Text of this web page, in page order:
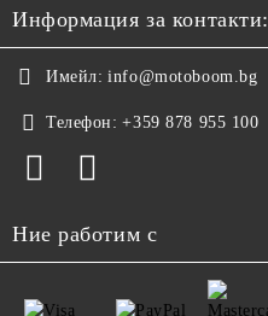
Информация за контакти:
Имейл: info@motoboom.bg
Телефон: +359 878 955 100
Ние работим с